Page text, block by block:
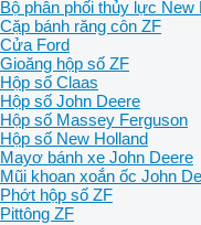
Bộ phân phối thủy lực New
Cặp bánh răng côn ZF
Cửa Ford
Gioăng hộp số ZF
Hộp số Claas
Hộp số John Deere
Hộp số Massey Ferguson
Hộp số New Holland
Mayơ bánh xe John Deere
Mũi khoan xoắn ốc John
Phớt hộp số ZF
Pittông ZF